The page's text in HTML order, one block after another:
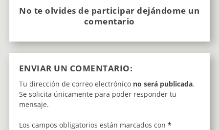
No te olvides de participar dejándome un
comentario
ENVIAR UN COMENTARIO:
Tu dirección de correo electrónico no será publicada.
Se solicita únicamente para poder responder tu
mensaje.
Los campos obligatorios están marcados con *